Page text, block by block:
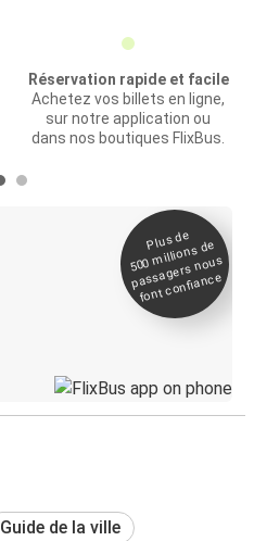
Réservation rapide et facile
Achetez vos billets en ligne,
sur notre application ou
dans nos boutiques FlixBus.
Plus de
500
millions de
passagers nous
font confiance
Guide de la ville